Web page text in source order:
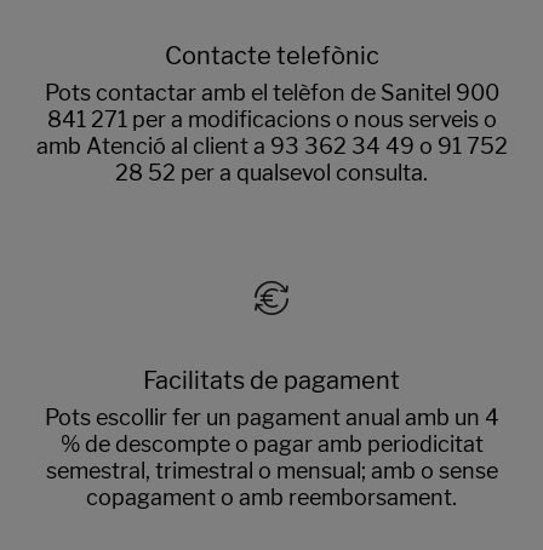
Contacte telefònic
Pots contactar amb el telèfon de Sanitel 900
841 271 per a modificacions o nous serveis o
amb Atenció al client a 93 362 34 49 o 91 752
28 52 per a qualsevol consulta.
Facilitats de pagament
Pots escollir fer un pagament anual amb un 4
% de descompte o pagar amb periodicitat
semestral, trimestral o mensual; amb o sense
copagament o amb reemborsament.